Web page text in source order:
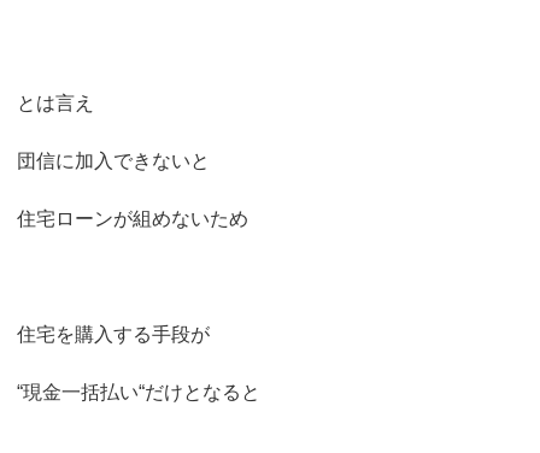
とは言え
団信に加入できないと
住宅ローンが組めないため
住宅を購入する手段が
“現金一括払い“だけとなると